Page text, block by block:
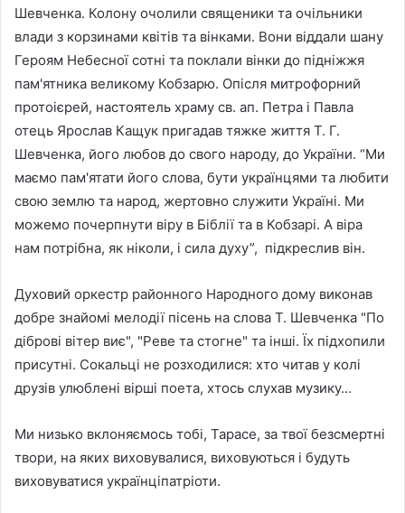
Шевченка. Колону очолили священики та очільники
влади з корзинами квітів та вінками. Вони віддали шану
Героям Небесної сотні та поклали вінки до підніжжя
пам'ятника великому Кобзарю. Опісля митрофорний
протоієрей, настоятель храму св. ап. Петра і Павла
отець Ярослав Кащук пригадав тяжке життя Т. Г.
Шевченка, його любов до свого народу, до України. “Ми
маємо пам'ятати його слова, бути українцями та любити
свою землю та народ, жертовно служити Україні. Ми
можемо почерпнути віру в Біблії та в Кобзарі. А віра
нам потрібна, як ніколи, і сила духу”, підкреслив він.
Духовий оркестр районного Народного дому виконав
добре знайомі мелодії пісень на слова Т. Шевченка "По
діброві вітер виє", "Реве та стогне" та інші. Їх підхопили
присутні. Сокальці не розходилися: хто читав у колі
друзів улюблені вірші поета, хтось слухав музику…
Ми низько вклоняємось тобі, Тарасе, за твої безсмертні
твори, на яких виховувалися, виховуються і будуть
виховуватися українціпатріоти.